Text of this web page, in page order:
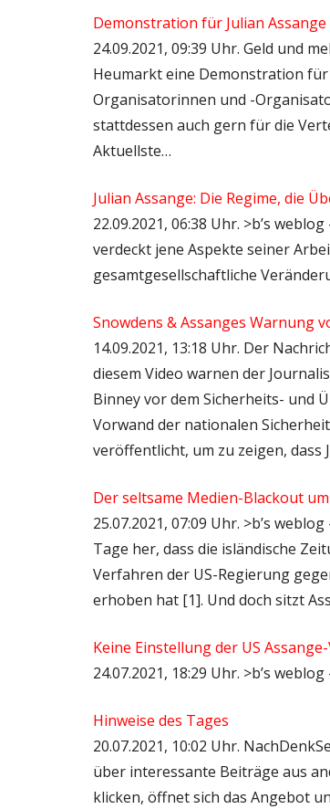
Demonstration für Julian Assange
24.09.2021, 09:39 Uhr. Geld und
Heumarkt eine Demonstration für
Organisatorinnen und -
stattdessen auch gern für die
Aktuellste…
Julian Assange: Die Regime, die
22.09.2021, 06:38 Uhr. >b’s
verdeckt jene Aspekte seiner
gesamtgesellschaftliche
Snowdens & Assanges Warnung
14.09.2021, 13:18 Uhr. Der
diesem Video warnen der
Binney vor dem Sicherheits- und
Vorwand der nationalen
veröffentlicht, um zu zeigen,
Der seltsame Medien-Blackout
25.07.2021, 07:09 Uhr. >b’s
Tage her, dass die isländische
Verfahren der US-Regierung
erhoben hat [1]. Und doch sitzt
Keine Einstellung der US
24.07.2021, 18:29 Uhr. >b’s
Hinweise des Tages
20.07.2021, 10:02 Uhr.
über interessante Beiträge aus
klicken, öffnet sich das Angebot